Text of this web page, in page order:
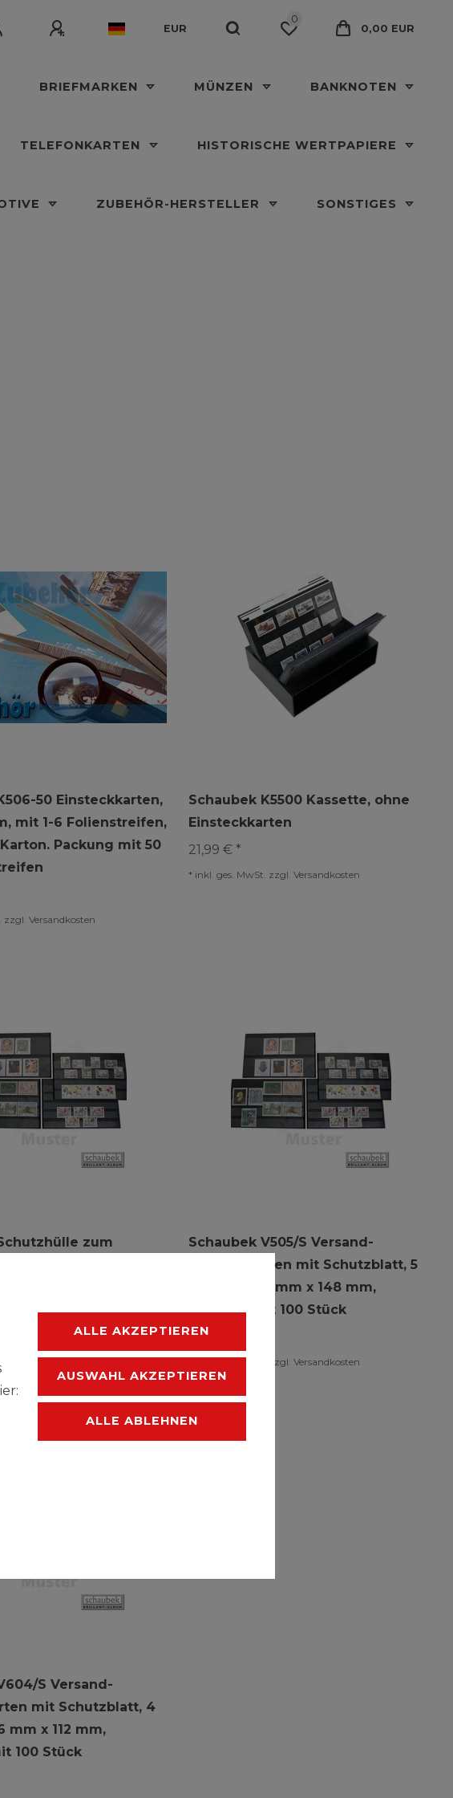
EUR
0
0,00 EUR
BRIEFMARKEN MÜNZEN BANKNOTEN
TELEFONKARTEN HISTORISCHE WERTPAPIERE
ZUBEHÖR-HERSTELLER SONSTIGES
50 Einsteckkarten,
mit 1-6 Folienstreifen,
Packung mit 50
zzgl. Versandkosten
Schaubek K5500 Kassette, ohne
Einsteckkarten
21,99 € *
* inkl. ges. MwSt. zzgl. Versandkosten
zum
Schaubek V505/S Versand-
Einsteckkarten mit Schutzblatt, 5
Streifen 210 mm x 148 mm,
Packung mit 100 Stück
25,09 € *
zzgl. Versandkosten
S Versand-
mit Schutzblatt, 4
mm x 112 mm,
100 Stück
ALLE AKZEPTIEREN
AUSWAHL AKZEPTIEREN
ALLE ABLEHNEN